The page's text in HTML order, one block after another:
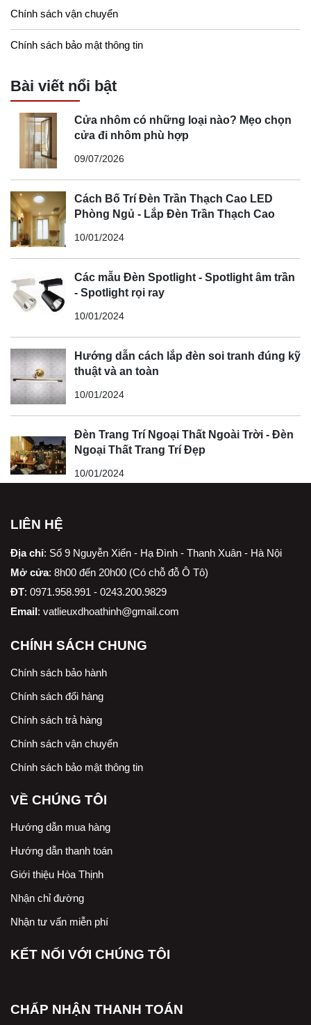
Chính sách vận chuyển
Chính sách bảo mật thông tin
Bài viết nổi bật
Cửa nhôm có những loại nào? Mẹo chọn
cửa đi nhôm phù hợp
09/07/2026
Cách Bố Trí Đèn Trần Thạch Cao LED
Phòng Ngủ - Lắp Đèn Trần Thạch Cao
10/01/2024
Các mẫu Đèn Spotlight - Spotlight âm trần
- Spotlight rọi ray
10/01/2024
Hướng dẫn cách lắp đèn soi tranh đúng kỹ
thuật và an toàn
10/01/2024
Đèn Trang Trí Ngoại Thất Ngoài Trời - Đèn
Ngoại Thất Trang Trí Đẹp
10/01/2024
LIÊN HỆ
Địa chỉ: Số 9 Nguyễn Xiển - Hạ Đình - Thanh Xuân - Hà Nội
Mở cửa: 8h00 đến 20h00 (Có chỗ đỗ Ô Tô)
ĐT: 0971.958.991 - 0243.200.9829
Email: vatlieuxdhoathinh@gmail.com
CHÍNH SÁCH CHUNG
Chính sách bảo hành
Chính sách đổi hàng
Chính sách trả hàng
Chính sách vận chuyển
Chính sách bảo mật thông tin
VỀ CHÚNG TÔI
Hướng dẫn mua hàng
Hướng dẫn thanh toán
Giới thiệu Hòa Thịnh
Nhận chỉ đường
Nhận tư vấn miễn phí
KẾT NỐI VỚI CHÚNG TÔI
CHẤP NHẬN THANH TOÁN